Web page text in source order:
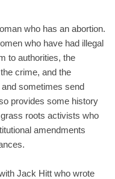
who has an abortion.
who have had illegal
to authorities, the
crime, and the
sometimes send
provides some history
roots activists who
amendments
Jack Hitt who wrote